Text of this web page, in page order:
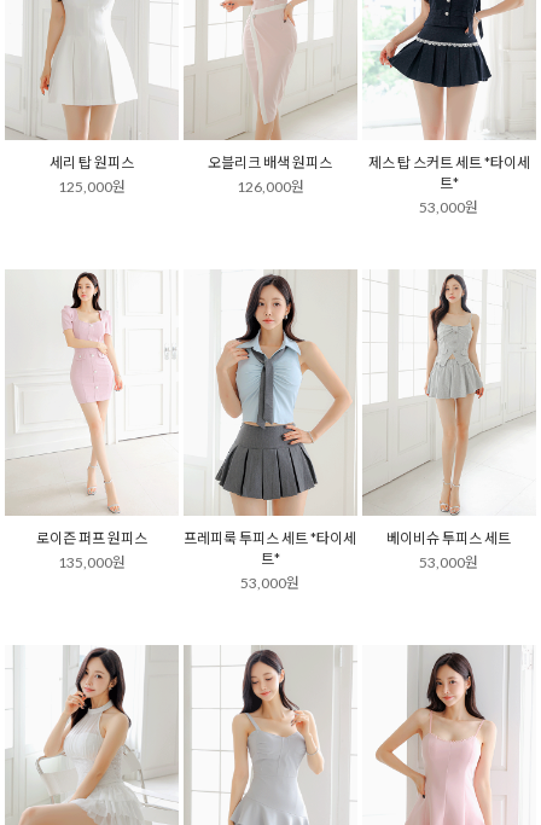
세리 탑 원피스
125,000원
오블리크 배색 원피스
126,000원
제스 탑 스커트 세트 *타이세
트*
53,000원
로이즌 퍼프 원피스
135,000원
프레피룩 투피스 세트 *타이세
트*
53,000원
베이비슈 투피스 세트
53,000원